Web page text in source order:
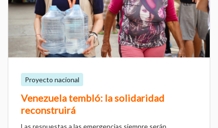
Proyecto nacional
Venezuela tembló: la solidaridad
reconstruirá
Las respuestas a las emergencias siempre serán